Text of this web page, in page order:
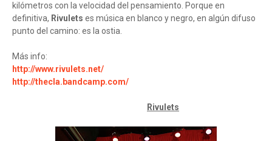
kilómetros con la velocidad del pensamiento. Porque en
definitiva, Rivulets es música en blanco y negro, en algún difuso
punto del camino: es la ostia.
Más info:
http://www.rivulets.net/
http://thecla.bandcamp.com/
Rivulets